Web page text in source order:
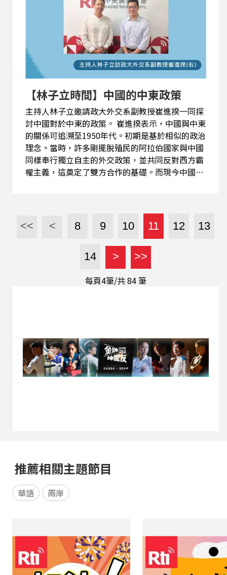
認為，由於強大的國內遊說團體與深厚的文化歷史
淵源，美以關係的緊密程度仍高於美台關係。不
過，他也強調，在全球晶片供應鏈中，讓台灣戰略
地位的重要性日益提升，成為美國無法忽視的核心
利益。 崔進揆還以沙烏地阿拉伯與巴基斯坦簽署軍
事合作協議為例，說明面對美中兩強的競爭，中東
阿拉伯國家正採取一種靈活的避險策略，尋找美國
以外的安全保障選項...
【林子立時間】中國的中東政策
主持人林子立邀請政大外交系副教授崔進揆一同探
討中國對於中東的政策。 崔進揆表示，中國與中東
的關係可追溯至1950年代。初期是基於相似的政治
理念。當時，許多剛擺脫殖民的阿拉伯國家與中國
同樣奉行獨立自主的外交政策，並共同反對西方霸
權主義，這奠定了雙方合作的基礎。而現今中國在
略。它在遜尼派與什葉派之間保持穩固的合作，不
得罪任何一方，以維持其影響力。崔進揆還解釋，
遜尼與什葉派的分歧源於伊斯蘭教先知穆罕默德逝
世後的繼承問題，什葉派重視血緣，而遜尼派則採
公推，這樣的歷史分歧演變為現今複雜的政治情
因為一旦和解成功，哈瑪斯將失去其存在的價值。
(請點選頁面上的三角形播放鍵圖案收聽，或透過
Podcast平台搜尋「這樣看中國 林子立時間」收
聽。) 【與節目互動】 ...
<< < 8 9 10 11 12 13
14 > >>
每頁4筆/共84筆
推薦相關主題節目
華語 兩岸